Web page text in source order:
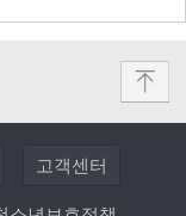
고객센터